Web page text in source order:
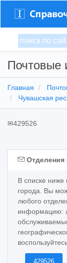
Почтовые
Главная
Чувашская
✉429526
Отделения
В списке ниже
города. Вы
любого
информацию:
429526